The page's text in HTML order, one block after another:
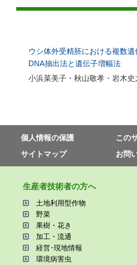
ウシ体外受精胚における複数
DNA抽出法と遺伝子増幅法
小浜菜美子・秋山敬孝・岩木史
個⼈情報の保護
この
サイトマップ
お問
⽣産者技術者の⽅へ
⼟地利⽤型作物
野菜
果樹・花き
加⼯・流通
経営･現地情報
環境病害⾍